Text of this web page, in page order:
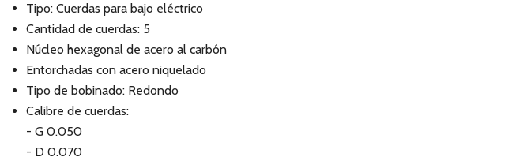
Tipo: Cuerdas para bajo eléctrico
Cantidad de cuerdas: 5
Núcleo hexagonal de acero al carbón
Entorchadas con acero niquelado
Tipo de bobinado: Redondo
Calibre de cuerdas:
- G 0.050
- D 0.070